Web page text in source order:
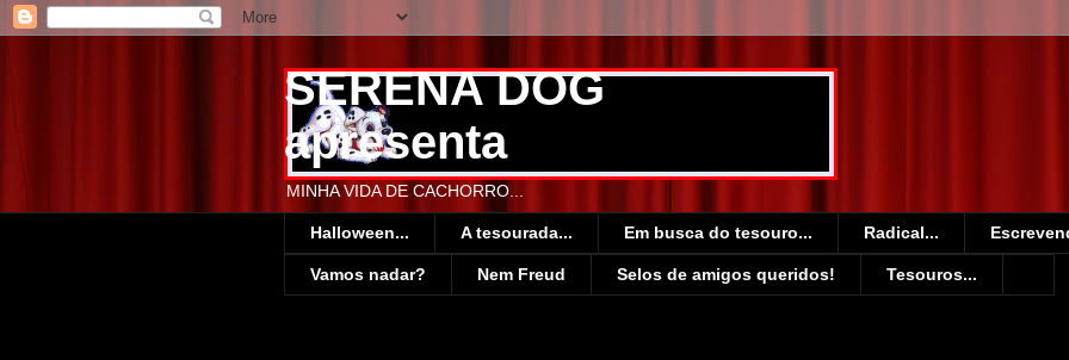
SERENA DOG
apresenta
MINHA VIDA DE CACHORRO...
Halloween... A tesourada... Em busca do tesouro... Radical...
Vamos nadar? Nem Freud Selos de amigos queridos! Tesouros...